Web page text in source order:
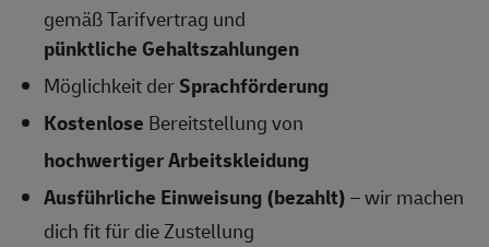
gemäß Tarifvertrag und
pünktliche Gehaltszahlungen
Möglichkeit derSprachförderung
Kostenlose Bereitstellung von
hochwertiger Arbeitskleidung
Ausführliche Einweisung (bezahlt)– wir machen
dich fit für die Zustellung